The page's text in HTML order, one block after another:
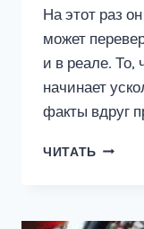
На этот раз
может
и в реале. То,
начинает
факты вдруг
ЧИТАТЬ АРТАР